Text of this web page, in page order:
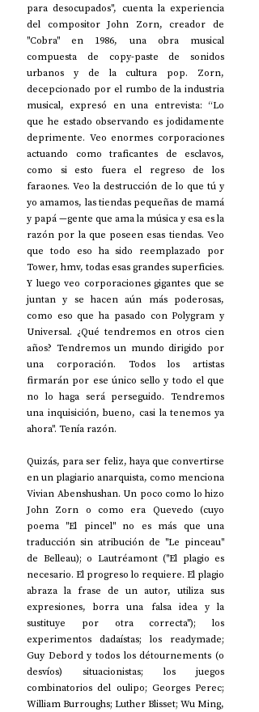
para desocupados", cuenta la experiencia
del compositor John Zorn, creador de
"Cobra" en 1986, una obra musical
compuesta de copy-paste de sonidos
urbanos y de la cultura pop. Zorn,
decepcionado por el rumbo de la industria
musical, expresó en una entrevista: “Lo
que he estado observando es jodidamente
deprimente. Veo enormes corporaciones
actuando como traficantes de esclavos,
como si esto fuera el regreso de los
faraones. Veo la destrucción de lo que tú y
yo amamos, las tiendas pequeñas de mamá
y papá —gente que ama la música y esa es la
razón por la que poseen esas tiendas. Veo
que todo eso ha sido reemplazado por
Tower, hmv, todas esas grandes superficies.
Y luego veo corporaciones gigantes que se
juntan y se hacen aún más poderosas,
como eso que ha pasado con Polygram y
Universal. ¿Qué tendremos en otros cien
años? Tendremos un mundo dirigido por
una corporación. Todos los artistas
firmarán por ese único sello y todo el que
no lo haga será perseguido. Tendremos
una inquisición, bueno, casi la tenemos ya
ahora". Tenía razón.
Quizás, para ser feliz, haya que convertirse
en un plagiario anarquista, como menciona
Vivian Abenshushan. Un poco como lo hizo
John Zorn o como era Quevedo (cuyo
poema "El pincel" no es más que una
traducción sin atribución de "Le pinceau"
de Belleau); o Lautréamont ("El plagio es
necesario. El progreso lo requiere. El plagio
abraza la frase de un autor, utiliza sus
expresiones, borra una falsa idea y la
sustituye por otra correcta"); los
experimentos dadaístas; los readymade;
Guy Debord y todos los détournements (o
desvíos) situacionistas; los juegos
combinatorios del oulipo; Georges Perec;
William Burroughs; Luther Blisset; Wu Ming,